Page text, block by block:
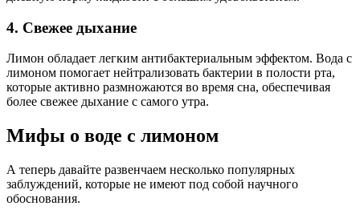
4. Свежее дыхание
Лимон обладает легким антибактериальным эффектом. Вода с
лимоном помогает нейтрализовать бактерии в полости рта,
которые активно размножаются во время сна, обеспечивая
более свежее дыхание с самого утра.
Мифы о воде с лимоном
А теперь давайте развенчаем несколько популярных
заблуждений, которые не имеют под собой научного
обоснования.